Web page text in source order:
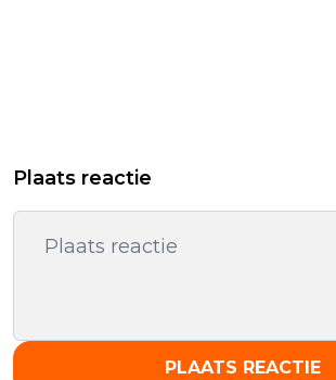
Plaats reactie
PLAATS REACTIE